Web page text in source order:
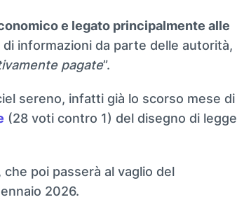
e legato principalmente alle
informazioni da parte delle autorità,
pagate”.
sereno, infatti già lo scorso mese di
(28 voti contro 1) del disegno di legge
poi passerà al vaglio del
2026.